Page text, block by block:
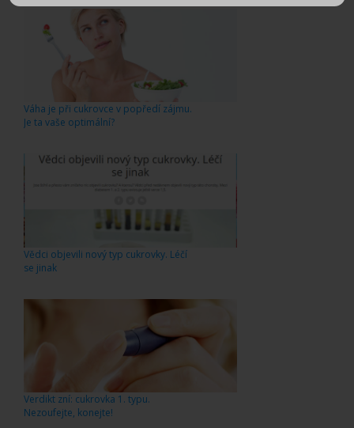
Váha je při cukrovce v popředí zájmu.
Je ta vaše optimální?
Vědci objevili nový typ cukrovky. Léčí
se jinak
Verdikt zní: cukrovka 1. typu.
Nezoufejte, konejte!